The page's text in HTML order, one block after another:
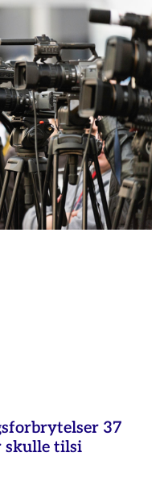
37
skulle tilsi